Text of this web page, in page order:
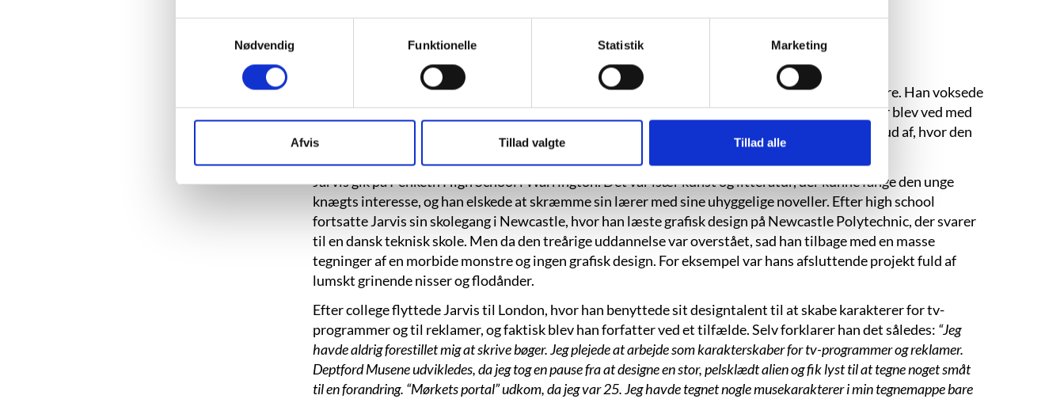
Nødvendig
Funktionelle Statistik Marketing
Afvis Tillad valgte Tillad alle
“The Whitby Child”, s. 34.
Robin Jarvis blev født den 8. maj 1963 på en sofa i Liverpool som den yngste i en børneflok på fire. Han voksede
op i den mindre, engelske by Warrington i et hus fuld af kæledyr. Blandt andet en sort kanin, der blev ved med
at forsvinde om morgenen for at vende hjem en gang om aftenen uden, at familien kunne finde ud af, hvor den
havde været. Man kunne næsten tro, den havde et job!
Jarvis gik på Penketh High School i Warrington. Det var især kunst og litteratur, der kunne fange den unge
knægts interesse, og han elskede at skræmme sin lærer med sine uhyggelige noveller. Efter high school
fortsatte Jarvis sin skolegang i Newcastle, hvor han læste grafisk design på Newcastle Polytechnic, der svarer
til en dansk teknisk skole. Men da den treårige uddannelse var overstået, sad han tilbage med en masse
tegninger af en morbide monstre og ingen grafisk design. For eksempel var hans afsluttende projekt fuld af
lumskt grinende nisser og flodånder.
Efter college flyttede Jarvis til London, hvor han benyttede sit designtalent til at skabe karakterer for tv-
programmer og til reklamer, og faktisk blev han forfatter ved et tilfælde. Selv forklarer han det således: “Jeg
havde aldrig forestillet mig at skrive bøger. Jeg plejede at arbejde som karakterskaber for tv-programmer og reklamer.
Deptford Musene udvikledes, da jeg tog en pause fra at designe en stor, pelsklædt alien og fik lyst til at tegne noget småt
til en forandring. “Mørkets portal” udkom, da jeg var 25. Jeg havde tegnet nogle musekarakterer i min tegnemappe bare